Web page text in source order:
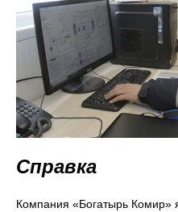
Справка
Компания «Богатырь Комир»